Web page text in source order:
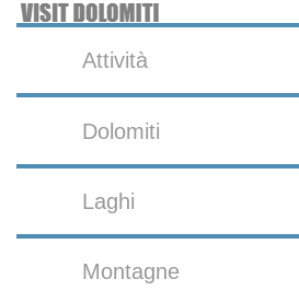
Attività
Dolomiti
Laghi
Montagne